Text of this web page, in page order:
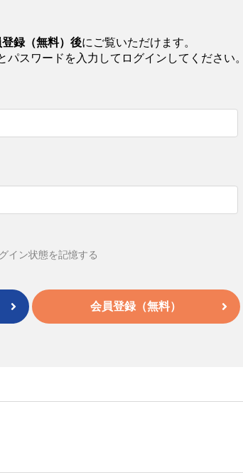
録（無料）後にご覧いただけます。
スワードを入力してログインしてください。
イン状態を記憶する
会員登録（無料）